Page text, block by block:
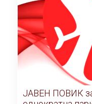
ЈАВЕН ПОВИК за доделување на